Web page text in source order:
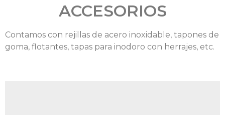
ACCESORIOS
Contamos con rejillas de acero inoxidable, tapones de
goma, flotantes, tapas para inodoro con herrajes, etc.